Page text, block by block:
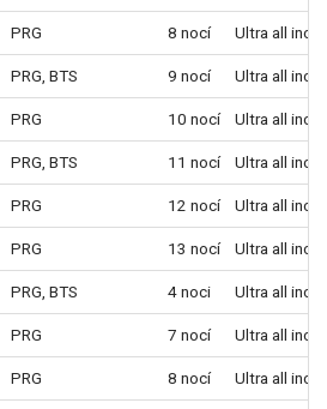
PRG 8 nocí Ultra all
PRG BTS 9 nocí Ultra all
PRG 10 nocí Ultra all
PRG BTS 11 nocí Ultra all
PRG 12 nocí Ultra all
PRG 13 nocí Ultra all
PRG BTS 4 noci Ultra all
PRG 7 nocí Ultra all
PRG 8 nocí Ultra all